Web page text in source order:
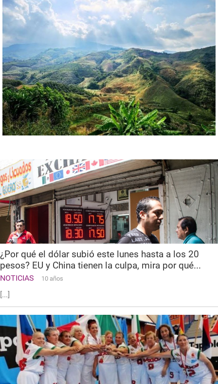
¿Por qué el dólar subió este lunes hasta a los 20
pesos? EU y China tienen la culpa, mira por qué...
NOTICIAS 10 años
[...]